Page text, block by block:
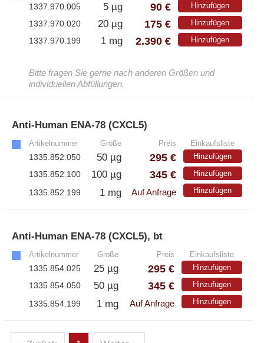
White Label und Geräte
– Alle White Label und technische Produkte
– EzScope 101 Live Cell Imaging System
1337.970.005 5 µg 90 € Hinzufügen
1337.970.020 20 µg 175 € Hinzufügen
1337.970.199 1 mg 2.390 € Hinzufügen
Bitte fragen Sie gerne nach anderen Größen und
individuellen Abfüllungen.
Anti-Human ENA-78 (CXCL5)
Artikelnummer Größe Preis Einkaufsliste
1335.852.050 50 µg 295 € Hinzufügen
1335.852.100 100 µg 345 € Hinzufügen
1335.852.199 1 mg Auf Anfrage Hinzufügen
Anti-Human ENA-78 (CXCL5), bt
Artikelnummer Größe Preis Einkaufsliste
1335.854.025 25 µg 295 € Hinzufügen
1335.854.050 50 µg 345 € Hinzufügen
1335.854.199 1 mg Auf Anfrage Hinzufügen